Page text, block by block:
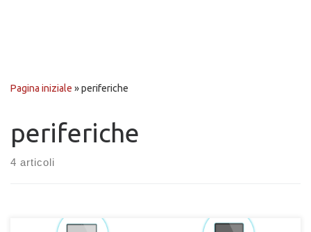
Pagina iniziale »periferiche
periferiche
4 articoli